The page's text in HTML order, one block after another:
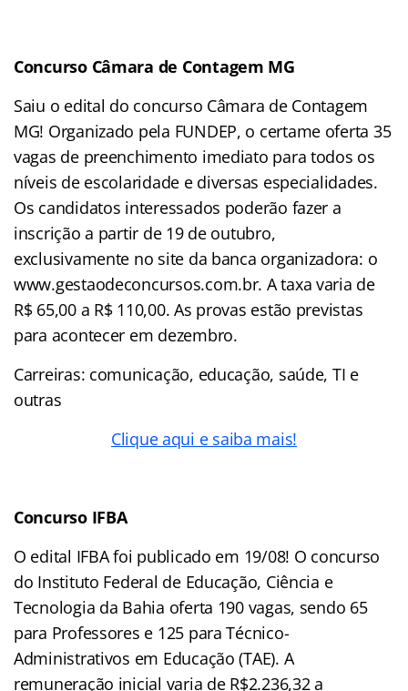
Concurso Câmara de Contagem MG
Saiu o edital do concurso Câmara de Contagem
MG! Organizado pela FUNDEP, o certame oferta 35
vagas de preenchimento imediato para todos os
níveis de escolaridade e diversas especialidades.
Os candidatos interessados poderão fazer a
inscrição a partir de 19 de outubro,
exclusivamente no site da banca organizadora: o
www.gestaodeconcursos.com.br. A taxa varia de
R$ 65,00 a R$ 110,00. As provas estão previstas
para acontecer em dezembro.
Carreiras: comunicação, educação, saúde, TI e
outras
Clique aqui e saiba mais!
Concurso IFBA
O edital IFBA foi publicado em 19/08! O concurso
do Instituto Federal de Educação, Ciência e
Tecnologia da Bahia oferta 190 vagas, sendo 65
para Professores e 125 para Técnico-
Administrativos em Educação (TAE). A
remuneração inicial varia de R$2.236,32 a